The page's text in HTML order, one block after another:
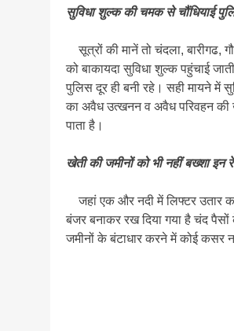
सुविधा शुल्क की चमक से चौंधियाई
सूत्रों की मानें तो चंदला, बारीगढ,
को बाकायदा सुविधा शुल्क पहुंचाई
पुलिस दूर ही बनी रहे। सही मायने
का अवैध उत्खनन व अवैध परिवहन की
पाता है।
खेती की जमीनों को भी नहीं बख्शा इन
जहां एक और नदी में लिफ्टर उतार
बंजर बनाकर रख दिया गया है चंद
जमीनों के बंटाधार करने में कोई कसर